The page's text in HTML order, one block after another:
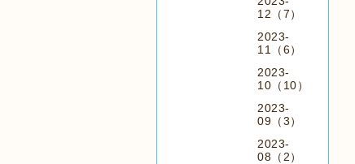
12（7）
2023-
11（6）
2023-
10（10）
2023-
09（3）
2023-
08（2）